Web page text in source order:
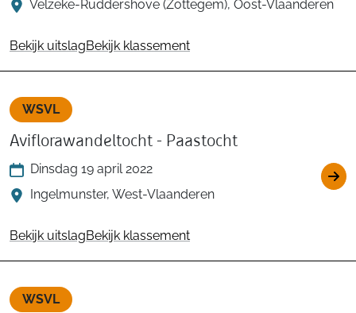
Velzeke-Ruddershove (Zottegem), Oost-Vlaanderen
Bekijk uitslagBekijk klassement
WSVL
Aviflorawandeltocht - Paastocht
Dinsdag 19 april 2022
Ingelmunster, West-Vlaanderen
Bekijk uitslagBekijk klassement
WSVL